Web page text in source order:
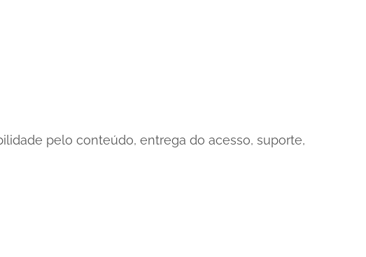
pelo conteúdo, entrega do acesso, suporte,